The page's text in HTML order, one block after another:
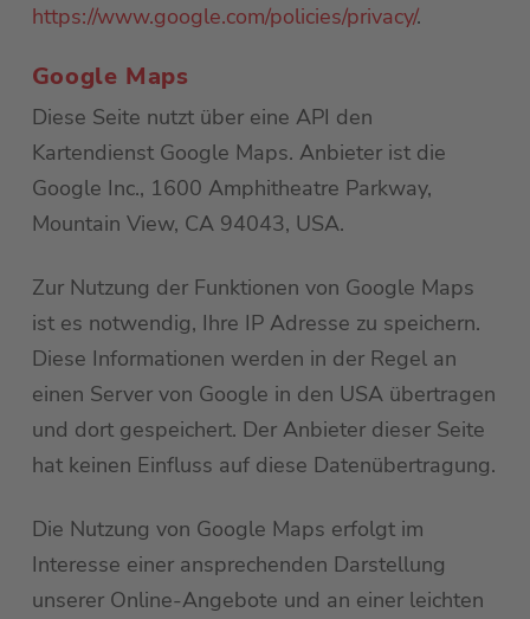
https://www.google.com/policies/privacy/.
Google Maps
Diese Seite nutzt über eine API den
Kartendienst Google Maps. Anbieter ist die
Google Inc., 1600 Amphitheatre Parkway,
Mountain View, CA 94043, USA.
Zur Nutzung der Funktionen von Google Maps
ist es notwendig, Ihre IP Adresse zu speichern.
Diese Informationen werden in der Regel an
einen Server von Google in den USA übertragen
und dort gespeichert. Der Anbieter dieser Seite
hat keinen Einfluss auf diese Datenübertragung.
Die Nutzung von Google Maps erfolgt im
Interesse einer ansprechenden Darstellung
unserer Online-Angebote und an einer leichten